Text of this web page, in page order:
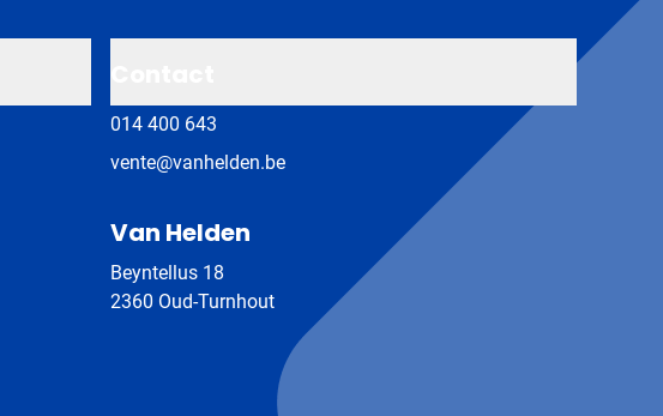
014 400 643
vente@vanhelden.be
Van Helden
Beyntellus 18
2360 Oud-Turnhout